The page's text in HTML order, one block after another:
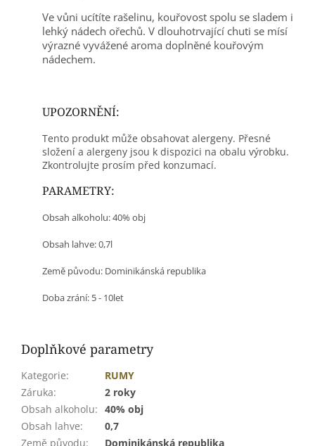
Ve vůni ucítíte rašelinu, kouřovost spolu se sladem i
lehký nádech ořechů. V dlouhotrvající chuti se mísí
výrazné vyvážené aroma doplněné kouřovým
nádechem.
UPOZORNĚNÍ:
Tento produkt může obsahovat alergeny. Přesné
složení a alergeny jsou k dispozici na obalu výrobku.
Zkontrolujte prosím před konzumací.
PARAMETRY:
Obsah alkoholu: 40% obj
Obsah lahve: 0,7l
Země původu: Dominikánská republika
Doba zrání: 5 - 10let
Doplňkové parametry
Kategorie:
RUMY
Záruka:
2 roky
Obsah alkoholu: 40% obj
Obsah lahve:
0,7
Země původu: Dominikánská republika